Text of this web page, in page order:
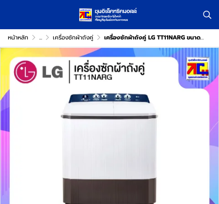
หน้าหลัก ... เครื่องซักผ้าถังคู่ เครื่องซักผ้าถังคู่ LG TT11NARG ขนาด 11 กิโล